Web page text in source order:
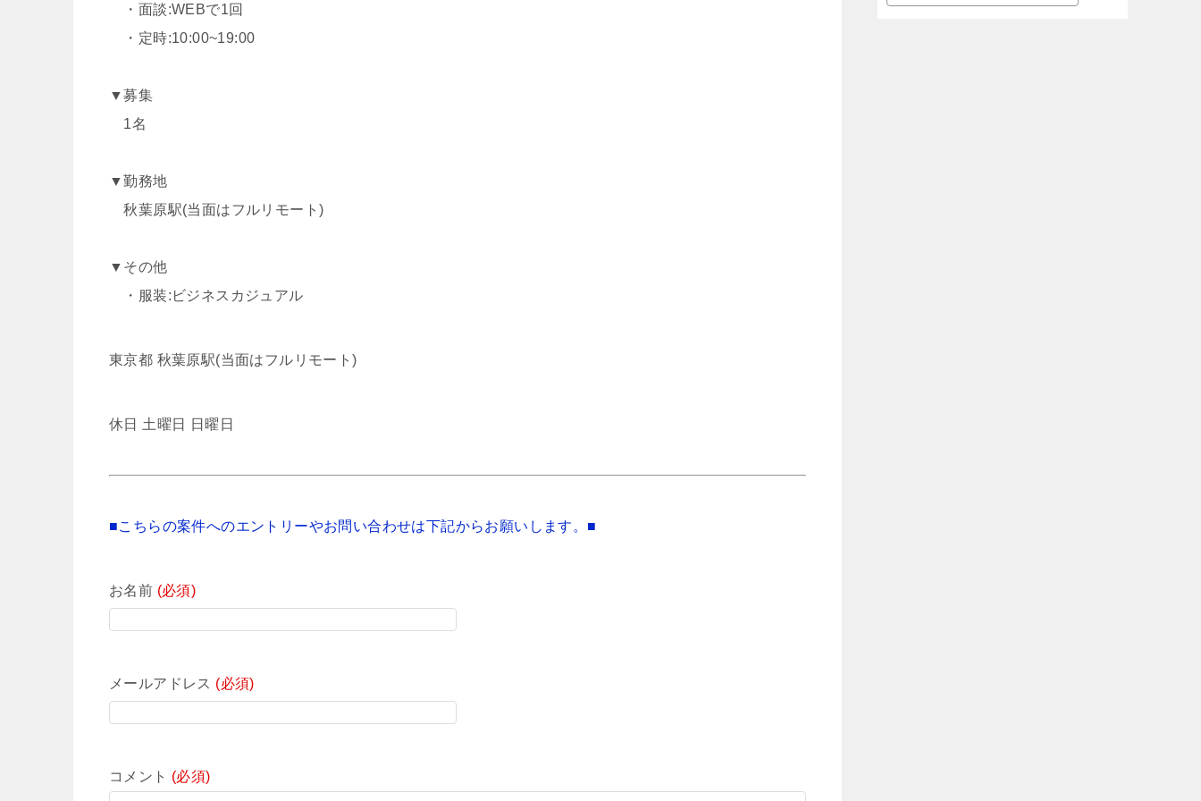
・面談:WEBで1回
・定時:10:00~19:00
▼募集
1名
▼勤務地
秋葉原駅(当面はフルリモート)
▼その他
・服装:ビジネスカジュアル
東京都 秋葉原駅(当面はフルリモート)
休日 土曜日 日曜日
■こちらの案件へのエントリーやお問い合わせは下記からお願いします。■
お名前 (必須)
メールアドレス (必須)
コメント (必須)